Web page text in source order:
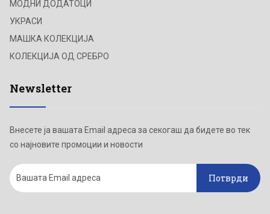
МОДНИ ДОДАТОЦИ
УКРАСИ
МАШКА КОЛЕКЦИЈА
КОЛЕКЦИЈА ОД СРЕБРО
Newsletter
Внесете ја вашата Email адреса за секогаш да бидете во тек
со најновите промоции и новости
Потврди